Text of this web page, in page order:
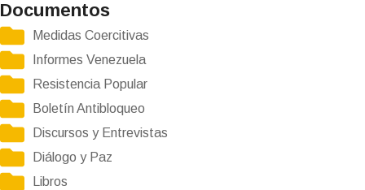
Documentos
Medidas Coercitivas
Informes Venezuela
Resistencia Popular
Boletín Antibloqueo
Discursos y Entrevistas
Diálogo y Paz
Libros